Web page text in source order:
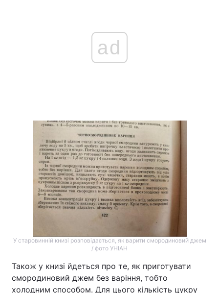
ad
У старовинній книзі розповідається, як варити смородиновий джем
/ фото УНІАН
Також у книзі йдеться про те, як приготувати
смородиновий джем без варіння, тобто
холодним способом. Для цього кількість цукру